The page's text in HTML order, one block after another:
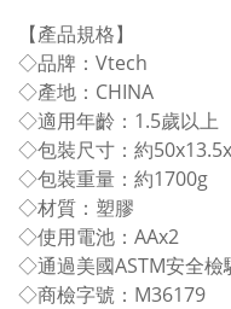
【產品規格】
◇品牌：Vtech
◇產地：CHINA
◇適用年齡：1.5歲以上
◇包裝尺寸：約
◇包裝重量：約1700g
◇材質：塑膠
◇使用電池：AAx2
◇通過美國ASTM安全檢
◇商檢字號：M36179